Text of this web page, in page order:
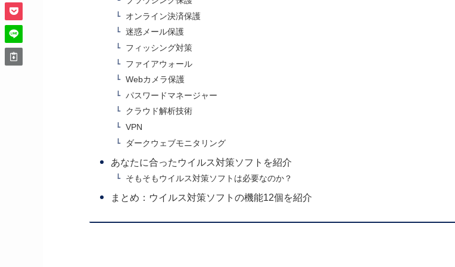
オンライン決済保護
迷惑メール保護
フィッシング対策
ファイアウォール
Webカメラ保護
パスワードマネージャー
クラウド解析技術
VPN
ダークウェブモニタリング
あなたに合ったウイルス対策ソフトを紹介
そもそもウイルス対策ソフトは必要なのか？
まとめ：ウイルス対策ソフトの機能12個を紹介